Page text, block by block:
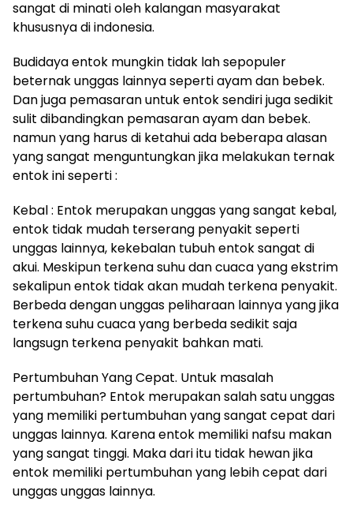
sangat di minati oleh kalangan masyarakat
khususnya di indonesia.
Budidaya entok mungkin tidak lah sepopuler
beternak unggas lainnya seperti ayam dan bebek.
Dan juga pemasaran untuk entok sendiri juga sedikit
sulit dibandingkan pemasaran ayam dan bebek.
namun yang harus di ketahui ada beberapa alasan
yang sangat menguntungkan jika melakukan ternak
entok ini seperti :
Kebal : Entok merupakan unggas yang sangat kebal,
entok tidak mudah terserang penyakit seperti
unggas lainnya, kekebalan tubuh entok sangat di
akui. Meskipun terkena suhu dan cuaca yang ekstrim
sekalipun entok tidak akan mudah terkena penyakit.
Berbeda dengan unggas peliharaan lainnya yang jika
terkena suhu cuaca yang berbeda sedikit saja
langsugn terkena penyakit bahkan mati.
Pertumbuhan Yang Cepat. Untuk masalah
pertumbuhan? Entok merupakan salah satu unggas
yang memiliki pertumbuhan yang sangat cepat dari
unggas lainnya. Karena entok memiliki nafsu makan
yang sangat tinggi. Maka dari itu tidak hewan jika
entok memiliki pertumbuhan yang lebih cepat dari
unggas unggas lainnya.